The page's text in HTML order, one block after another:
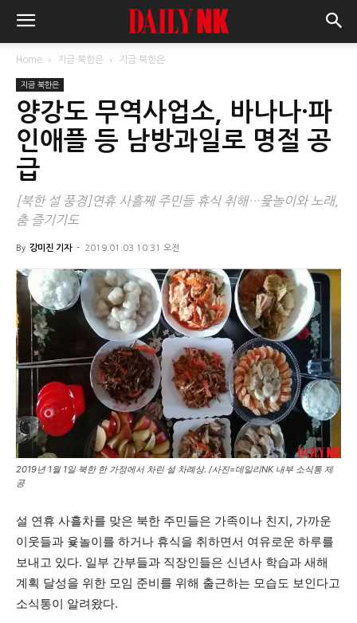
Home 지금 북한은 지금 북한은
지금 북한은
양강도 무역사업소, 바나나·파
인애플 등 남방과일로 명절 공
급
[북한 설 풍경]연휴 사흘째 주민들 휴식 취해…윷놀이와 노래,
춤 즐기기도
By 강미진 기자 - 2019.01.03 10:31 오전
2019년 1월 1일 북한 한 가정에서 차린 설 차례상. /사진=데일리NK 내부 소식통 제
공
설 연휴 사흘차를 맞은 북한 주민들은 가족이나 친지, 가까운
이웃들과 윷놀이를 하거나 휴식을 취하면서 여유로운 하루를
보내고 있다. 일부 간부들과 직장인들은 신년사 학습과 새해
계획 달성을 위한 모임 준비를 위해 출근하는 모습도 보인다고
소식통이 알려왔다.